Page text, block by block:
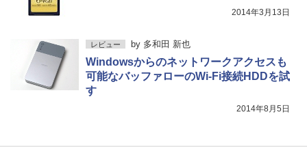
2014年3月13日
レビュー by 多和田 新也
Windowsからのネットワークアクセスも
可能なバッファローのWi-Fi接続HDDを試
す
2014年8月5日